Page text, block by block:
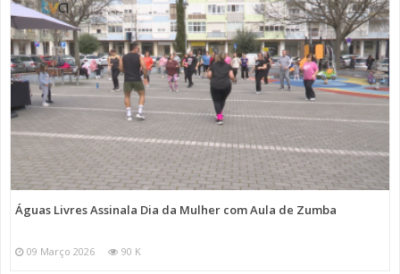
Águas Livres Assinala Dia da Mulher com Aula de Zumba
09 Março 2026 90 K